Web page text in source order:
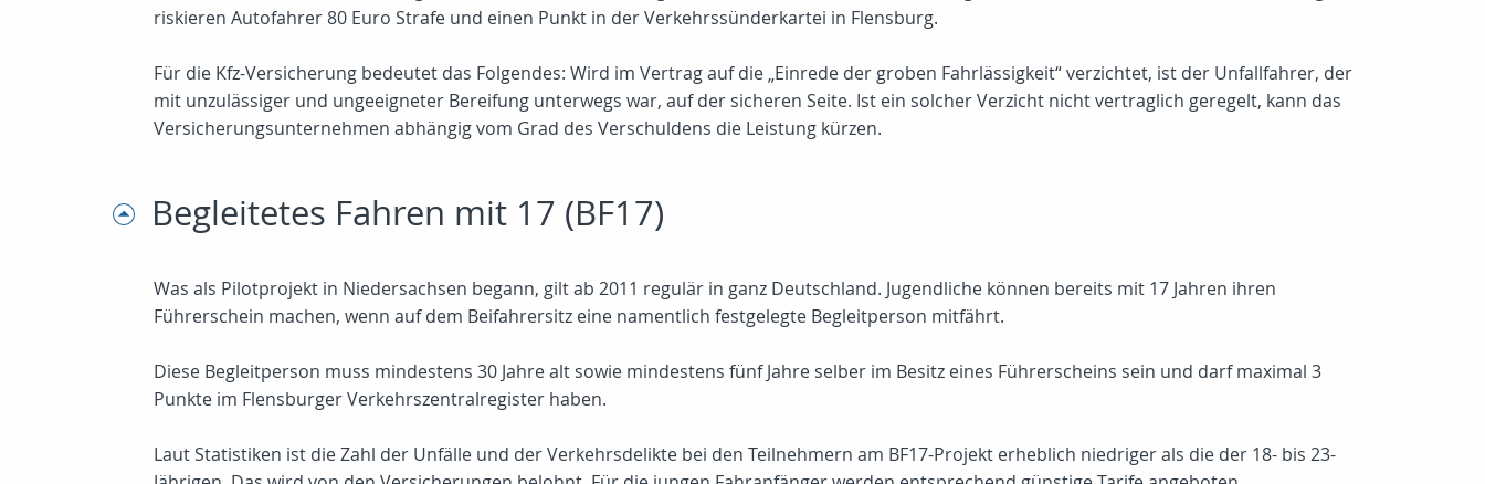
riskieren Autofahrer 80 Euro Strafe und einen Punkt in der Verkehrssünderkartei in Flensburg.
Für die Kfz-Versicherung bedeutet das Folgendes: Wird im Vertrag auf die „Einrede der groben Fahrlässigkeit“ verzichtet, ist der Unfallfahrer, der
mit unzulässiger und ungeeigneter Bereifung unterwegs war, auf der sicheren Seite. Ist ein solcher Verzicht nicht vertraglich geregelt, kann das
Versicherungsunternehmen abhängig vom Grad des Verschuldens die Leistung kürzen.
Begleitetes Fahren mit 17 (BF17)
Was als Pilotprojekt in Niedersachsen begann, gilt ab 2011 regulär in ganz Deutschland. Jugendliche können bereits mit 17 Jahren ihren
Führerschein machen, wenn auf dem Beifahrersitz eine namentlich festgelegte Begleitperson mitfährt.
Diese Begleitperson muss mindestens 30 Jahre alt sowie mindestens fünf Jahre selber im Besitz eines Führerscheins sein und darf maximal 3
Punkte im Flensburger Verkehrszentralregister haben.
Laut Statistiken ist die Zahl der Unfälle und der Verkehrsdelikte bei den Teilnehmern am BF17-Projekt erheblich niedriger als die der 18- bis 23-